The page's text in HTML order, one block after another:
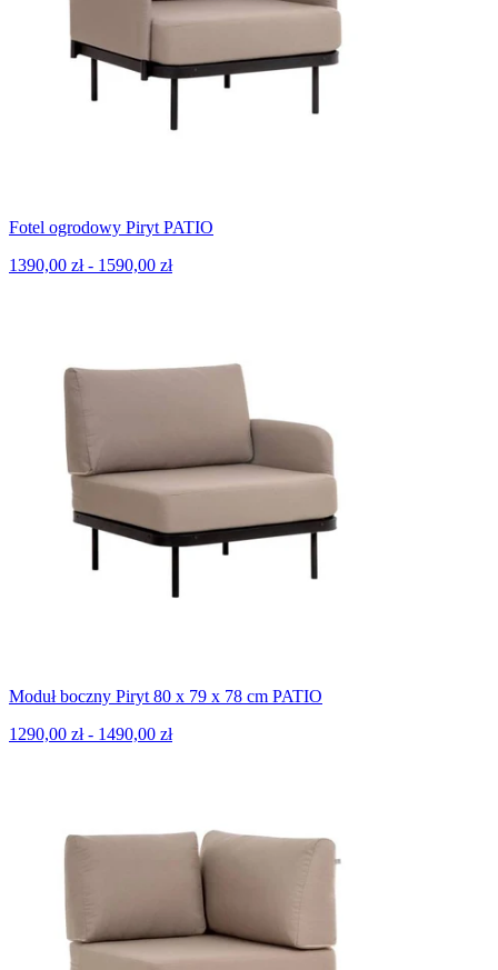
Fotel ogrodowy Piryt PATIO
1390,00 zł - 1590,00 zł
Moduł boczny Piryt 80 x 79 x 78 cm PATIO
1290,00 zł - 1490,00 zł